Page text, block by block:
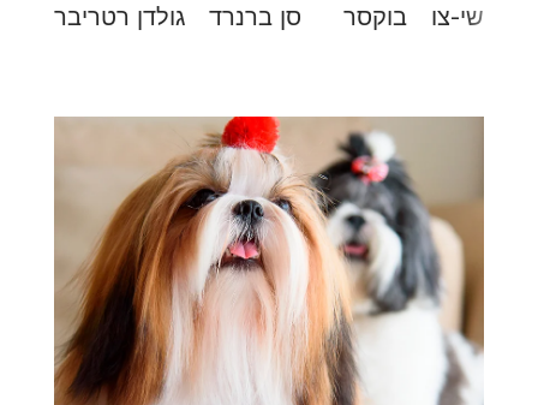
שי-צו בוקסר סן ברנרד גולדן רטריבר